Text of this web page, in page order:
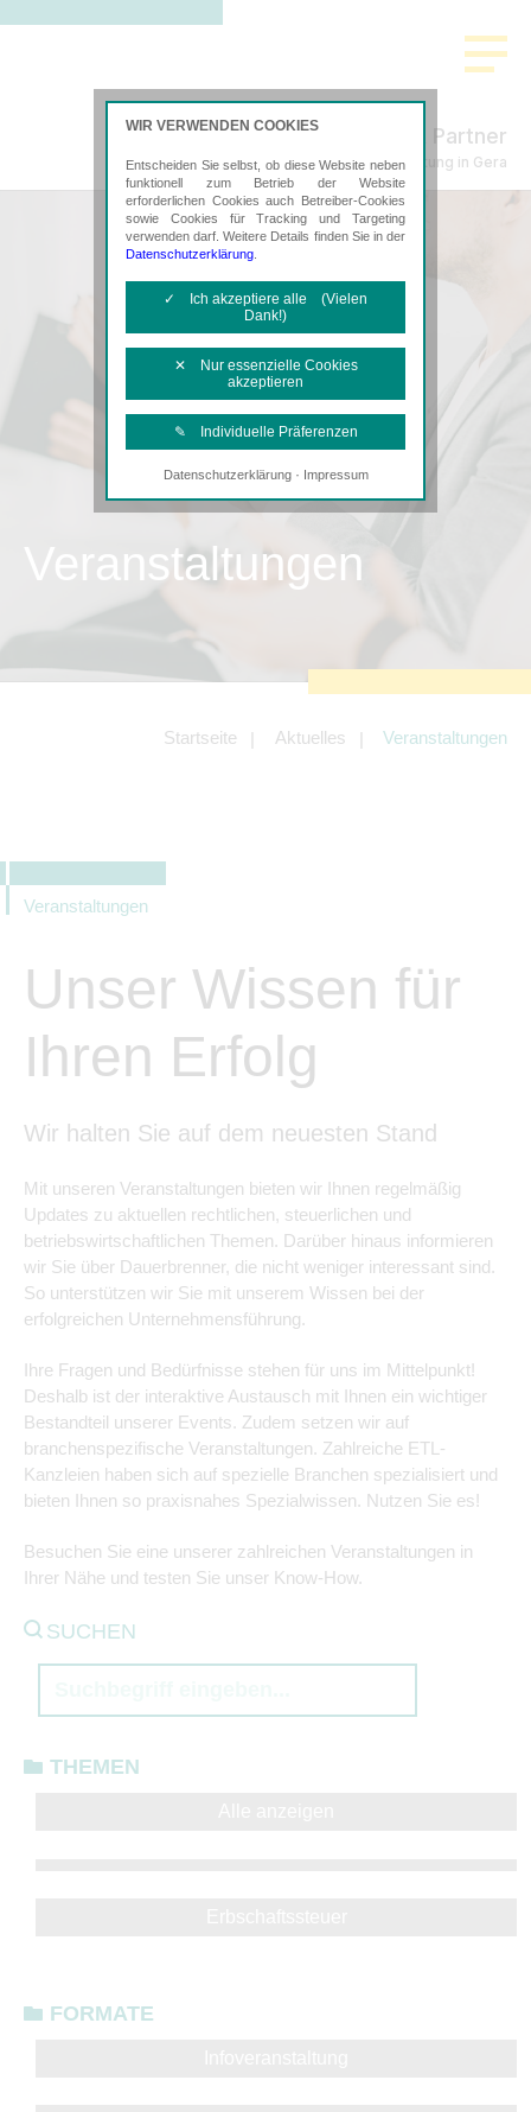
Freund & Partner
Steuerberatung in Gera
Veranstaltungen
Startseite Aktuelles Veranstaltungen
Veranstaltungen
Unser Wissen für
Ihren Erfolg
Wir halten Sie auf dem neuesten Stand
Mit unseren Veranstaltungen bieten wir Ihnen regelmäßig
Updates zu aktuellen rechtlichen, steuerlichen und
betriebswirtschaftlichen Themen. Darüber hinaus informieren
wir Sie über Dauerbrenner, die nicht weniger interessant sind.
So unterstützen wir Sie mit unserem Wissen bei der
erfolgreichen Unternehmensführung.
Ihre Fragen und Bedürfnisse stehen für uns im Mittelpunkt!
Deshalb ist der interaktive Austausch mit Ihnen ein wichtiger
Bestandteil unserer Events. Zudem setzen wir auf
branchenspezifische Veranstaltungen. Zahlreiche ETL-
Kanzleien haben sich auf spezielle Branchen spezialisiert und
bieten Ihnen so praxisnahes Spezialwissen. Nutzen Sie es!
Besuchen Sie eine unserer zahlreichen Veranstaltungen in
Ihrer Nähe und testen Sie unser Know-How.
SUCHEN
THEMEN
FORMATE
WIR VERWENDEN COOKIES
Entscheiden Sie selbst, ob diese Website neben
funktionell zum Betrieb der Website
erforderlichen Cookies auch Betreiber-Cookies
sowie Cookies für Tracking und Targeting
verwenden darf. Weitere Details finden Sie in der
Datenschutzerklärung
✓ Ich akzeptiere alle (Vielen
Dank!)
✕ Nur essenzielle Cookies
akzeptieren
✎ Individuelle Präferenzen
Notwendige Cookies
Diese Cookies sind erforderlich, um die
Tracking- und Targeting-Cookies
Angebotes einschließlich der
Angeboten von z.B. Facebook und
LinkedIn.
Datenschutzerklärung· Impressum